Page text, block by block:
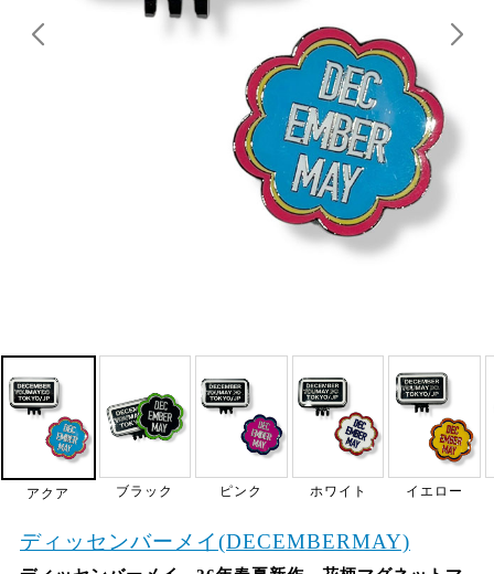
アクア ブラック ピンク ホワイト イエロー
ディッセンバーメイ(DECEMBERMAY)